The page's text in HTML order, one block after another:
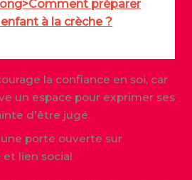
préparer
à la crèche ?
la confiance en soi, car
un espace pour exprimer ses
d’être jugé.
porte ouverte sur
lien social